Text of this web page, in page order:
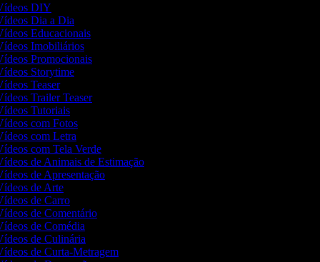
DIY
Dia a Dia
Educacionais
Imobiliários
Promocionais
Storytime
Teaser
Trailer Teaser
Tutoriais
com Fotos
com Letra
com Tela Verde
de Animais de Estimação
de Apresentação
de Arte
de Carro
de Comentário
de Comédia
de Culinária
de Curta-Metragem